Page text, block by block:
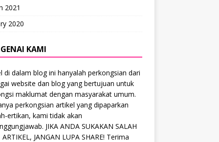
2021
2020
KAMI
di dalam blog ini hanyalah perkongsian dari
website dan blog yang bertujuan untuk
maklumat dengan masyarakat umum.
perkongsian artikel yang dipaparkan
ertikan, kami tidak akan
JIKA ANDA SUKAKAN SALAH
ARTIKEL, JANGAN LUPA SHARE! Terima